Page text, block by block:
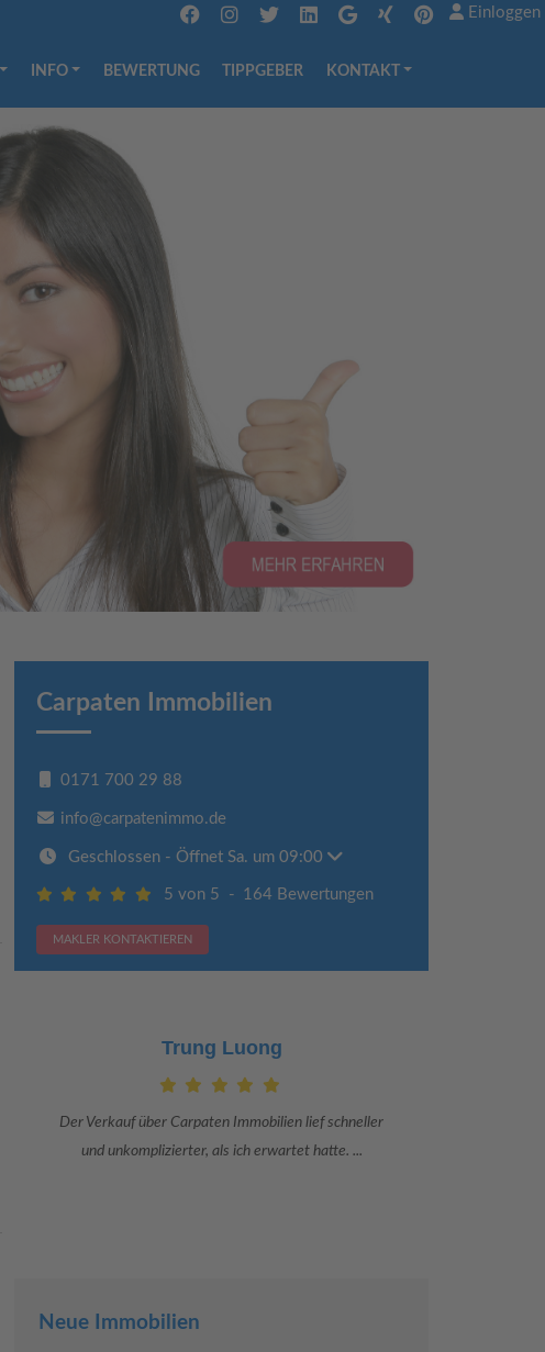
Einloggen
INFO BEWERTUNG TIPPGEBER KONTAKT
Carpaten Immobilien
0171 700 29 88
info@carpatenimmo.de
Geschlossen - Öffnet Sa. um 09:00
5 von 5 - 164 Bewertungen
MAKLER KONTAKTIEREN
Claudia Bergrath
Danke an Carpaten Immobilien und besonders an Frau
Adriana Sarca. Sie war viele Monate mehr als ...
Neue Immobilien